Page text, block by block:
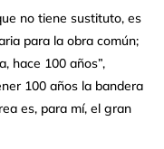
no tiene sustituto, es
para la obra común;
hace 100 años”,
100 años la bandera
es, para mí, el gran